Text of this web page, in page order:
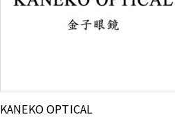
KANEKO OPTICAL